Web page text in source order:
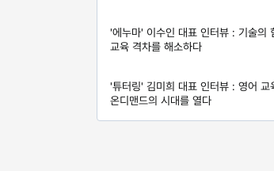
'에누마' 이수인 대표 인터뷰 : 기술의
교육 격차를 해소하다
'튜터링' 김미희 대표 인터뷰 : 영어 교
온디맨드의 시대를 열다